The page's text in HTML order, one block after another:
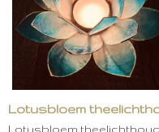
Lotusbloem
Lotusbloem